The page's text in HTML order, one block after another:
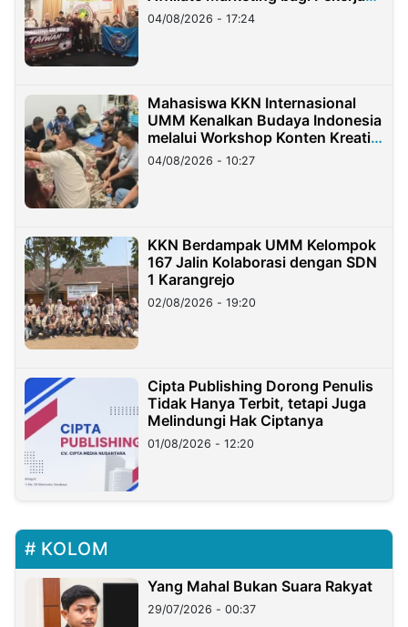
Migran Indonesia di Taiwan
04/08/2026 - 17:24
Mahasiswa KKN Internasional
UMM Kenalkan Budaya Indonesia
melalui Workshop Konten Kreatif
di Taiwan
04/08/2026 - 10:27
KKN Berdampak UMM Kelompok
167 Jalin Kolaborasi dengan SDN
1 Karangrejo
02/08/2026 - 19:20
Cipta Publishing Dorong Penulis
Tidak Hanya Terbit, tetapi Juga
Melindungi Hak Ciptanya
01/08/2026 - 12:20
KOLOM
Yang Mahal Bukan Suara Rakyat
29/07/2026 - 00:37